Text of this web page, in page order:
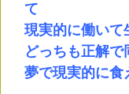
て
現実的に働いて
どっちも正解で
夢で現実的に食